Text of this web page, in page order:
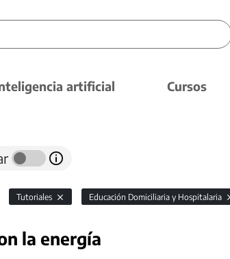
artificial Cursos
Tutoriales Educación Domiciliaria y Hospitalaria
la energía